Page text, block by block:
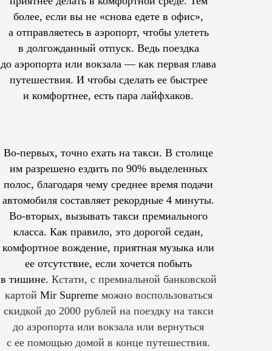
более, если вы не «снова едете в офис»,
а отправляетесь в аэропорт, чтобы улететь
в долгожданный отпуск. Ведь поездка
до аэропорта или вокзала — как первая глава
путешествия. И чтобы сделать ее быстрее
и комфортнее, есть пара лайфхаков.
Во-первых, точно ехать на такси. В столице
им разрешеноездить по 90% выделенных
полос, благодаря чему среднее время подачи
автомобиля составляет рекордные 4 минуты.
Во-вторых, вызывать такси премиального
класса. Как правило, это дорогой седан,
комфортное вождение, приятная музыка или
ее отсутствие, если хочется побыть
в тишине. Кстати, с премиальной банковской
картой Mir Supreme можно воспользоваться
скидкой до 2000 рублей на поездку на такси
до аэропорта или вокзала или вернуться
с ее помощью домой в конце путешествия.